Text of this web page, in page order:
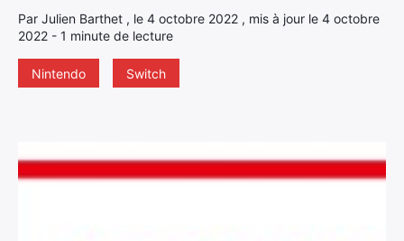
Par Julien Barthet , le 4 octobre 2022 , mis à jour le 4 octobre
2022 - 1 minute de lecture
Nintendo Switch